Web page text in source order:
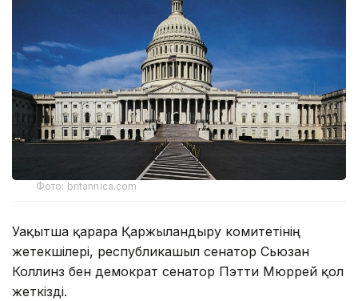
Фото: britannica.com
Уақытша қарарға Қаржыландыру комитетінің
жетекшілері, республикашыл сенатор Сьюзан
Коллинз бен демократ сенатор Пэтти Мюррей қол
жеткізді.